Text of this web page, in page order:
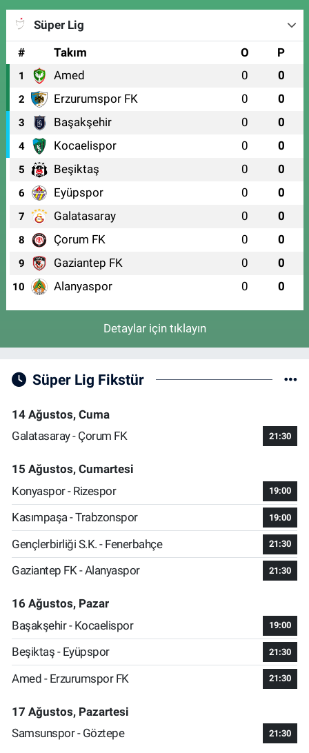
Süper Lig
#
Takım O P
1 Amed 0 0
2 Erzurumspor FK 0 0
3 Başakşehir 0 0
4 Kocaelispor 0 0
5 Beşiktaş 0 0
6 Eyüpspor 0 0
7 Galatasaray 0 0
8 Çorum FK 0 0
9 Gaziantep FK 0 0
10 Alanyaspor 0 0
Detaylar için tıklayın
Süper Lig Fikstür
14 Ağustos, Cuma
Galatasaray - Çorum FK
21:30
15 Ağustos, Cumartesi
Konyaspor - Rizespor
19:00
Kasımpaşa - Trabzonspor 19:00
Gençlerbirliği S.K. - Fenerbahçe 21:30
Gaziantep FK - Alanyaspor 21:30
16 Ağustos, Pazar
Başakşehir - Kocaelispor
19:00
Beşiktaş - Eyüpspor 21:30
Amed - Erzurumspor FK 21:30
17 Ağustos, Pazartesi
Samsunspor - Göztepe
21:30